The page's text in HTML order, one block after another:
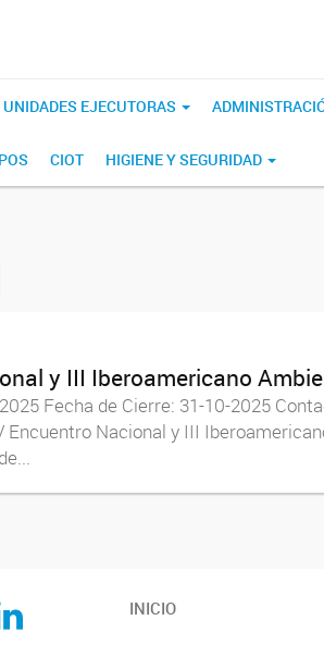
UNIDADES EJECUTORAS
CIOT HIGIENE Y SEGURIDAD
y III Iberoamericano
Fecha de Cierre: 31-10-2025
Encuentro Nacional y III
INICIO